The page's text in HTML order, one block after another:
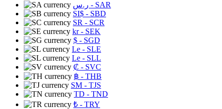
ر.س - SAR
SI$ - SBD
SR - SCR
kr- SEK
$ - SGD
Le - SLE
Le - SLL
₡ - SVC
฿ - THB
ЅМ - TJS
TD - TND
₺ - TRY